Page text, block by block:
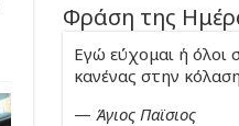
Φράση της
Εγώ εύχομαι ή όλοι
κανένας στην
— Άγιος Παϊσιος